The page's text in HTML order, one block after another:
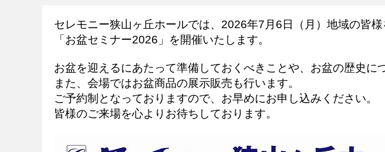
セレモニー狭山ヶ丘ホールでは、2026年7月6日（月）地域の皆
「お盆セミナー2026」を開催いたします。
お盆を迎えるにあたって準備しておくべきことや、お盆の歴史に
また、会場ではお盆商品の展示販売も行います。
ご予約制となっておりますので、お早めにお申し込みください。
皆様のご来場を心よりお待ちしております。